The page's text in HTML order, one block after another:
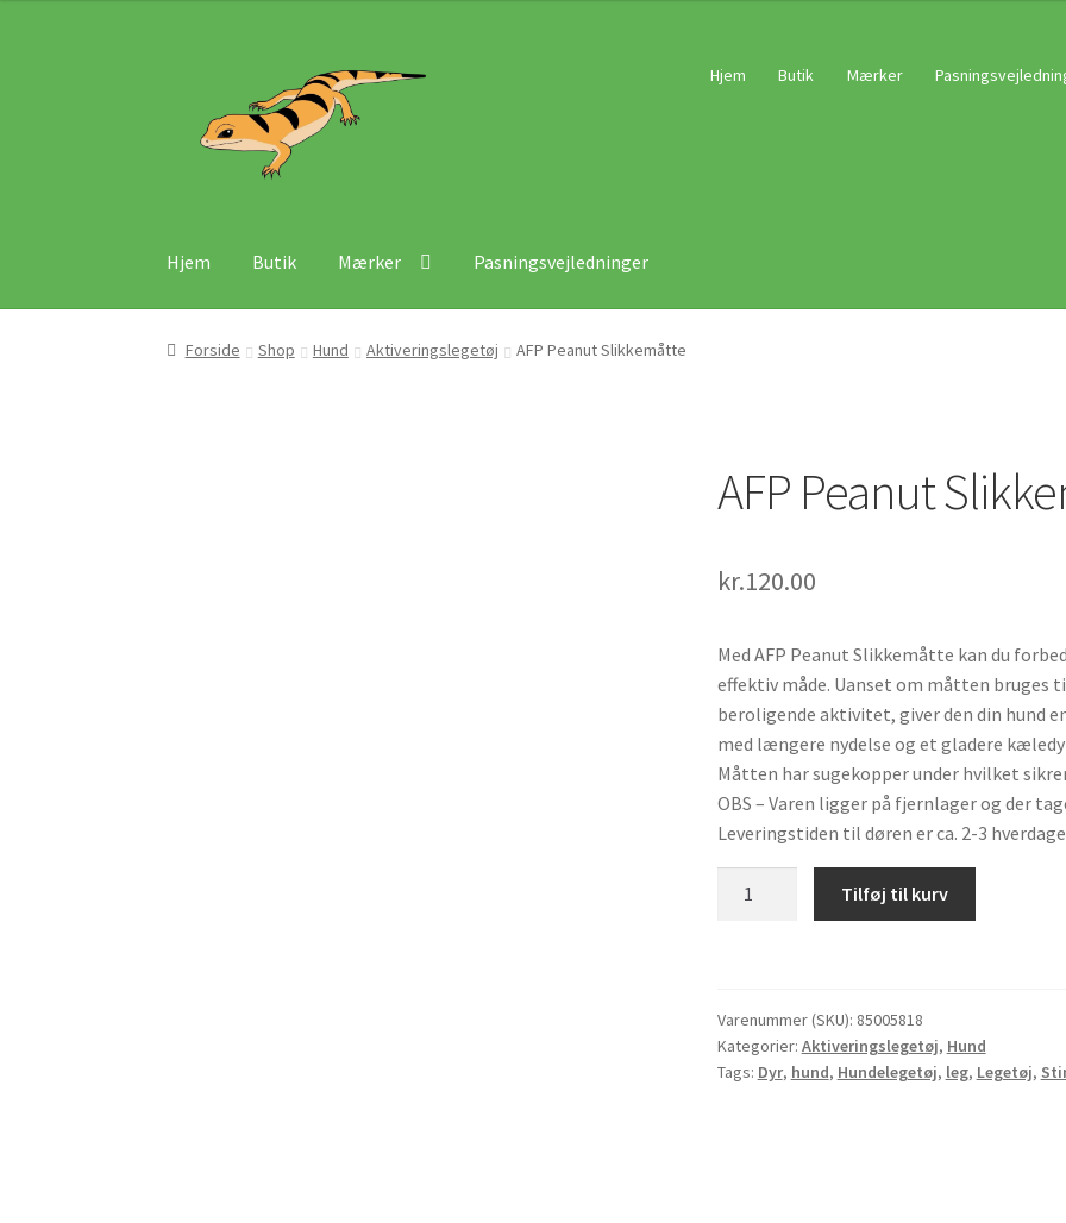
navigation
indhold
Hjem Butik Mærker
Hjem Butik Mærker Pasningsvejledninger
Forside Shop Hund Aktiveringslegetøj AFP Peanut Slikkemåtte
AFP Peanut
kr.120.00
Med AFP Peanut Slikkemåtte kan du
effektiv måde. Uanset om måtten
beroligende aktivitet, giver den din hund
med længere nydelse og et gladere
Måtten har sugekopper under hvilket
OBS – Varen ligger på fjernlager og der
Leveringstiden til døren er ca. 2-3
Tilføj til kurv
Varenummer (SKU): 85005818
Kategorier: Aktiveringslegetøj, Hund
Tags: Dyr, hund, Hundelegetøj, leg, Legetøj,